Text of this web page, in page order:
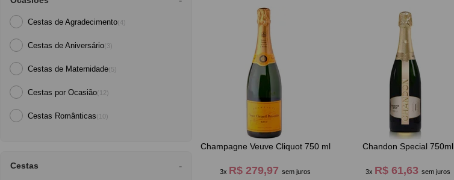
Cestas de Agradecimento(4)
Cestas de Aniversário(3)
Cestas de Maternidade(5)
Cestas por Ocasião(12)
Cestas Românticas(10)
Cestas
Champagne Veuve Cliquot 750 ml
3x R$ 279,97sem juros
Chandon Special 750ml
3x R$ 61,63 sem juros